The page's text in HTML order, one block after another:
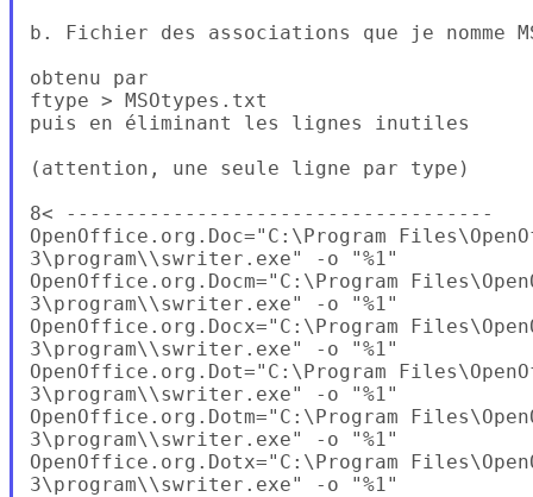
b. Fichier des associations que je nomme
obtenu par
ftype > MSOtypes.txt
puis en éliminant les lignes inutiles
(attention, une seule ligne par type)
8< ------------------------------------
OpenOffice.org.Doc="C:\Program
3\program\\swriter.exe" -o "%1"
OpenOffice.org.Docm="C:\Program
3\program\\swriter.exe" -o "%1"
OpenOffice.org.Docx="C:\Program
3\program\\swriter.exe" -o "%1"
OpenOffice.org.Dot="C:\Program
3\program\\swriter.exe" -o "%1"
OpenOffice.org.Dotm="C:\Program
3\program\\swriter.exe" -o "%1"
OpenOffice.org.Dotx="C:\Program
3\program\\swriter.exe" -o "%1"